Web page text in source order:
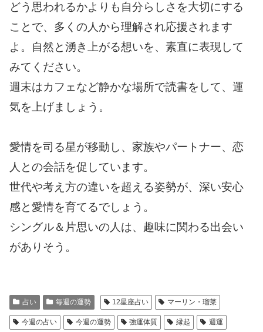
どう思われるかよりも自分らしさを大切にする
ことで、多くの人から理解され応援されます
よ。自然と湧き上がる想いを、素直に表現して
みてください。
週末はカフェなど静かな場所で読書をして、運
気を上げましょう。
愛情を司る星が移動し、家族やパートナー、恋
人との会話を促しています。
世代や考え方の違いを超える姿勢が、深い安心
感と愛情を育てるでしょう。
シングル＆片思いの人は、趣味に関わる出会い
がありそう。
占い 毎週の運勢 12星座占い マーリン・瑠菜
今週の占い 今週の運勢 強運体質 縁起 週運